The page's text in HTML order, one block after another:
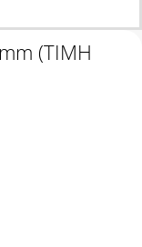
(ΤΙΜΗ